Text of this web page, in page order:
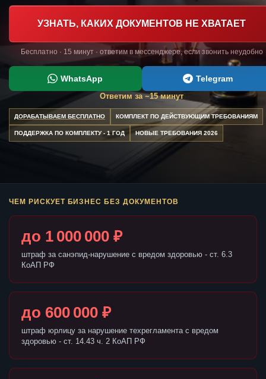
УЗНАТЬ, КАКИХ ДОКУМЕНТОВ НЕ ХВАТАЕТ
Бесплатно · 15 минут · ответим в мессенджере, если звонить неудобно
WhatsApp Telegram
Ответим за ~15 минут
ДОРАБАТЫВАЕМ БЕСПЛАТНО КОМПЛЕКТ ПО ДЕЙСТВУЮЩИМ ТРЕБОВАНИЯМ
ПОДДЕРЖКА ПО КОМПЛЕКТУ - 1 ГОД НОВЫЕ ТРЕБОВАНИЯ 2026
ЧЕМ РИСКУЕТ БИЗНЕС БЕЗ ДОКУМЕНТОВ
до 1 000 000 ₽
штраф за санэпид-нарушение с вредом здоровью - ст. 6.3
КоАП РФ
до 600 000 ₽
штраф юрлицу за нарушение техрегламента с вредом
здоровью - ст. 14.43 ч. 2 КоАП РФ